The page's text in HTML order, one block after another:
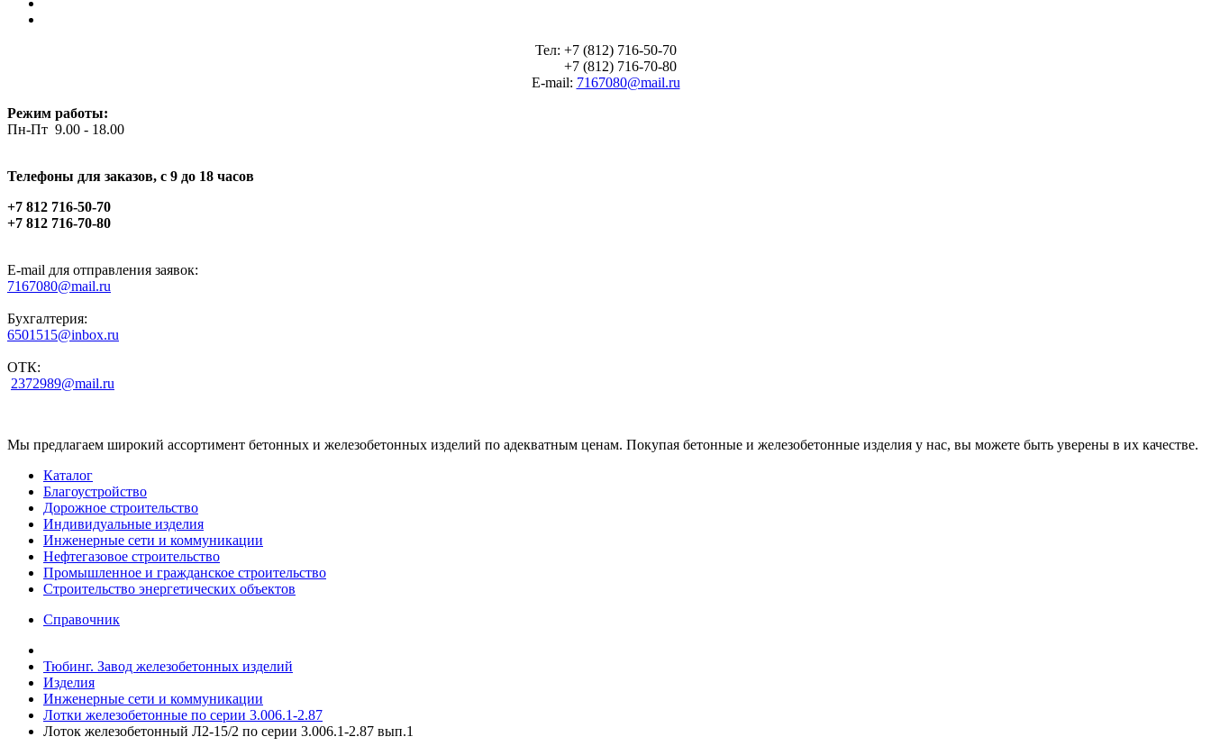
Тел: +7 (812) 716-50-70
+7 (812) 716-70-80
E-mail: 7167080@mail.ru
Режим работы:
Пн-Пт 9.00 - 18.00
Телефоны для заказов, c 9 до 18 часов
+7 812 716-50-70
+7 812 716-70-80
E-mail для отправления заявок:
7167080@mail.ru
Бухгалтерия:
6501515@inbox.ru
ОТК:
2372989@mail.ru
Мы предлагаем широкий ассортимент бетонных и железобетонных изделий по адекватным ценам. Покупая бетонные и железобетонные изделия у нас, вы можете быть уверены в их качестве.
Каталог
Благоустройство
Дорожное строительство
Индивидуальные изделия
Инженерные сети и коммуникации
Нефтегазовое строительство
Промышленное и гражданское строительство
Строительство энергетических объектов
Справочник
Тюбинг. Завод железобетонных изделий
Изделия
Инженерные сети и коммуникации
Лотки железобетонные по серии 3.006.1-2.87
Лоток железобетонный Л2-15/2 по серии 3.006.1-2.87 вып.1